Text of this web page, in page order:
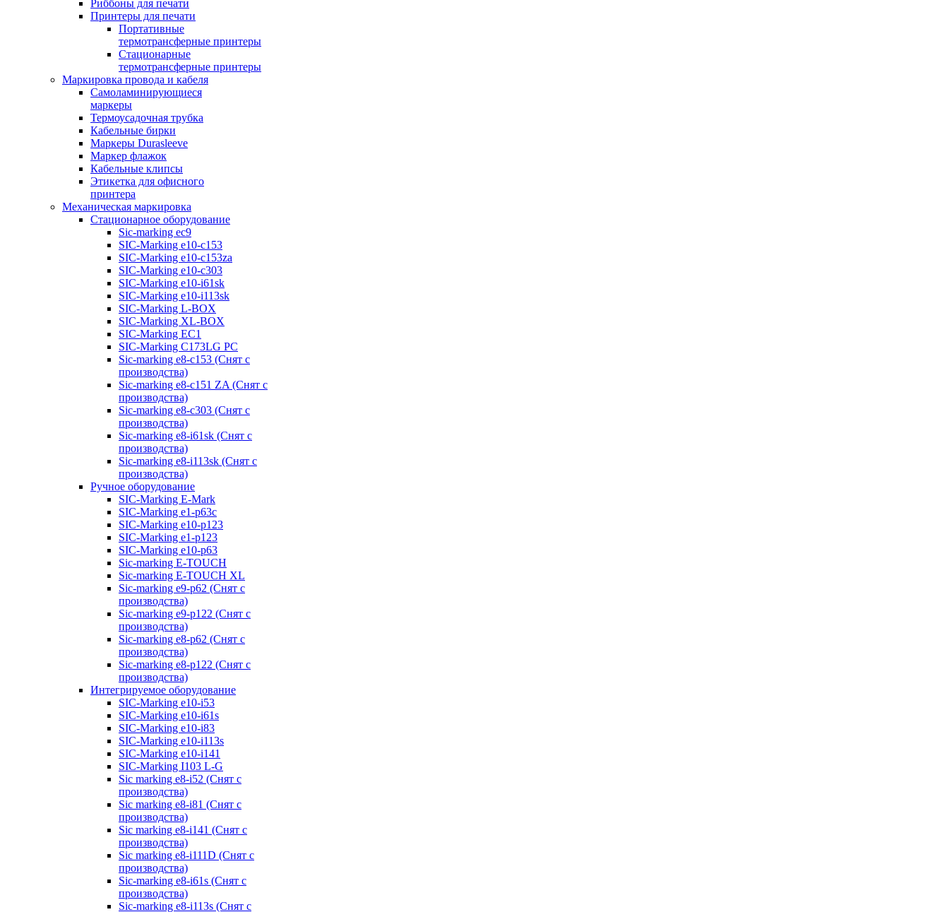
Риббоны для печати
Принтеры для печати
Портативные
термотрансферные принтеры
Стационарные
термотрансферные принтеры
Маркировка провода и кабеля
Самоламинирующиеся
маркеры
Термоусадочная трубка
Кабельные бирки
Маркеры Durasleeve
Маркер флажок
Кабельные клипсы
Этикетка для офисного
принтера
Механическая маркировка
Стационарное оборудование
Sic-marking ec9
SIC-Marking e10-c153
SIC-Marking e10-c153za
SIC-Marking e10-c303
SIC-Marking e10-i61sk
SIC-Marking e10-i113sk
SIC-Marking L-BOX
SIC-Marking XL-BOX
SIC-Marking EC1
SIC-Marking C173LG PC
Sic-marking e8-c153 (Снят с
производства)
Sic-marking e8-c151 ZA (Снят с
производства)
Sic-marking e8-c303 (Снят с
производства)
Sic-marking e8-i61sk (Снят с
производства)
Sic-marking e8-i113sk (Снят с
производства)
Ручное оборудование
SIC-Marking E-Mark
SIC-Marking e1-p63с
SIC-Marking e10-p123
SIC-Marking e1-p123
SIC-Marking e10-p63
Sic-marking E-TOUCH
Sic-marking E-TOUCH XL
Sic-marking e9-p62 (Снят с
производства)
Sic-marking e9-p122 (Снят с
производства)
Sic-marking e8-p62 (Снят с
производства)
Sic-marking e8-p122 (Снят с
производства)
Интегрируемое оборудование
SIC-Marking e10-i53
SIC-Marking e10-i61s
SIC-Marking e10-i83
SIC-Marking e10-i113s
SIC-Marking e10-i141
SIC-Marking I103 L-G
Sic marking e8-i52 (Снят с
производства)
Sic marking e8-i81 (Снят с
производства)
Sic marking e8-i141 (Снят с
производства)
Sic marking e8-i111D (Снят с
производства)
Sic-marking e8-i61s (Снят с
производства)
Sic-marking e8-i113s (Снят с